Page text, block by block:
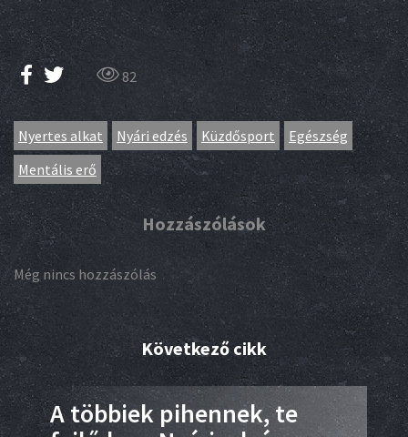
82
Nyertes alkat Nyári edzés Küzdősport
Egészség
Mentális erő
Hozzászólások
Még nincs hozzászólás
Következő cikk
A többiek pihennek, te